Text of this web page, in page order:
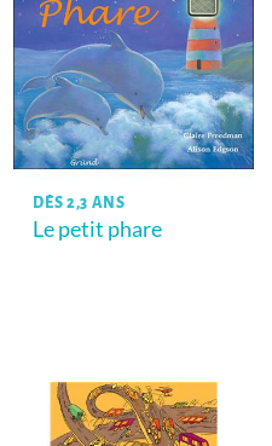
DÈS 2,3 ANS
Le petit phare